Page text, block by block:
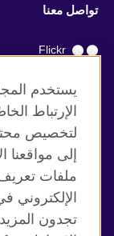
تواصل معنا
Flickr
RSS
موقع المجلس
الخصوصية وشروط
يستخدم
الإرتباط
لتخصيص
إلى مواقعنا
ملفات
تجدون